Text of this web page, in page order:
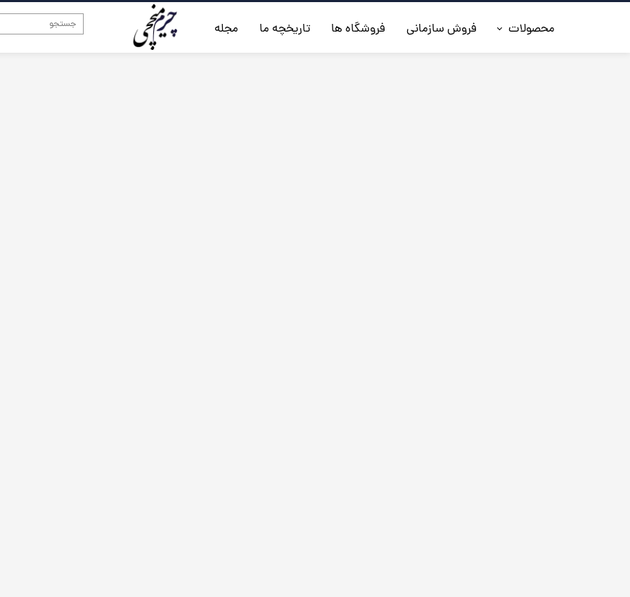
محصولات فروش سازمانی فروشگاه ها تاریخچه ما مجله